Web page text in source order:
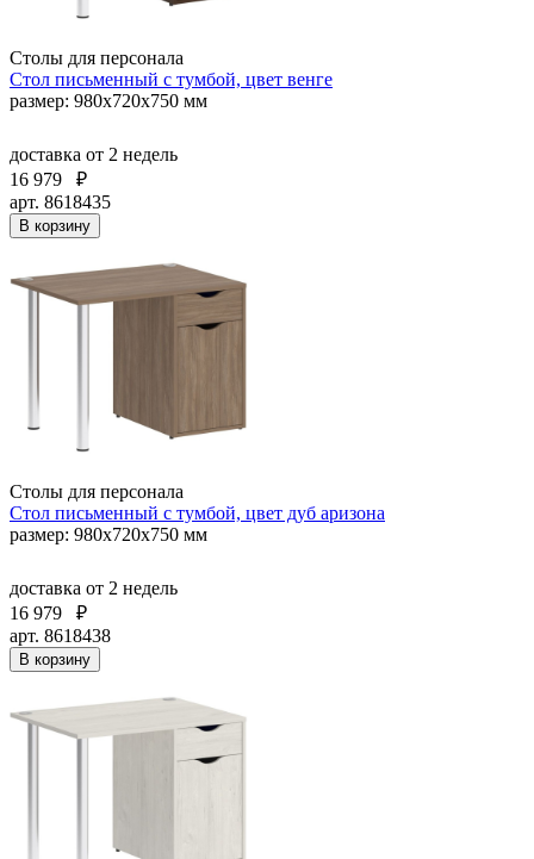
Столы для персонала
Стол письменный с тумбой, цвет венге
размер: 980х720х750 мм
доставка от 2 недель
16 979
₽
арт. 8618435
В корзину
Столы для персонала
Стол письменный с тумбой, цвет дуб аризона
размер: 980х720х750 мм
доставка от 2 недель
16 979
₽
арт. 8618438
В корзину